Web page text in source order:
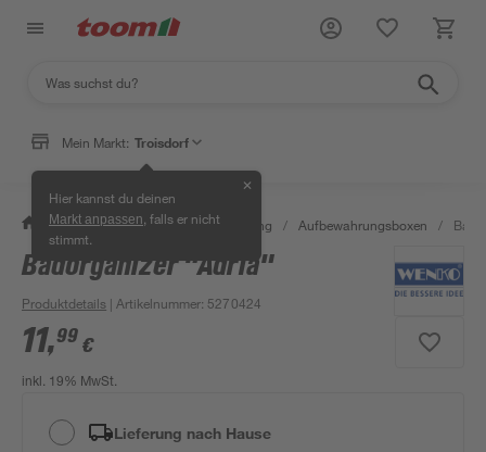
Mein Markt: Troisdorf
Hier kannst du deinen
Markt anpassen , falls er nicht
stimmt.
✕
/ Bad & Sanitär / Bad-Ausstattung / Aufbewahrungsboxen /
Badorganizer "Adria"
Produktdetails | Artikelnummer: 5270424
11,99 €
inkl. 19% MwSt.
Lieferung nach Hause